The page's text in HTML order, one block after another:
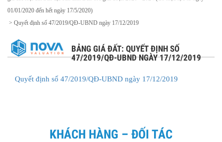
01/01/2020 đến hết ngày 17/5/2020)
> Quyết định số 47/2019/QĐ-UBND ngày 17/12/2019
BẢNG GIÁ ĐẤT: QUYẾT ĐỊNH SỐ
47/2019/QĐ-UBND NGÀY 17/12/2019
Quyết định số 47/2019/QĐ-UBND ngày 17/12/2019
KHÁCH HÀNG – ĐỐI TÁC